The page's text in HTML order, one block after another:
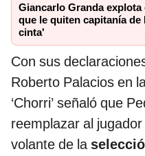
Giancarlo Granda
que le quiten capitanía
cinta'
Con sus
Roberto Palacios en
‘Chorri’ señaló que
reemplazar al
volante de la